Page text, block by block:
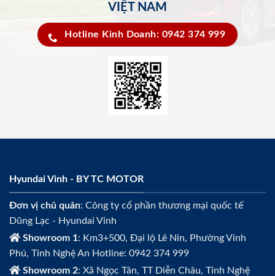
VIỆT NAM
Hotline Kinh Doanh: 0942 374 999
Hyundai Vinh - BY TC MOTOR
Đơn vị chủ quản: Công ty cổ phần thương mại quốc tế
Dũng Lạc - Hyundai Vinh
Showroom 1: Km3+500, Đại lộ Lê Nin, Phường Vinh
Phú, Tỉnh Nghệ An Hotline: 0942 374 999
Showroom 2: Xã Ngọc Tân, TT Diễn Châu, Tỉnh Nghệ